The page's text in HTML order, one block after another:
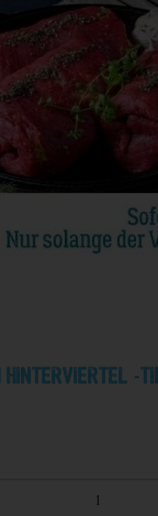
-